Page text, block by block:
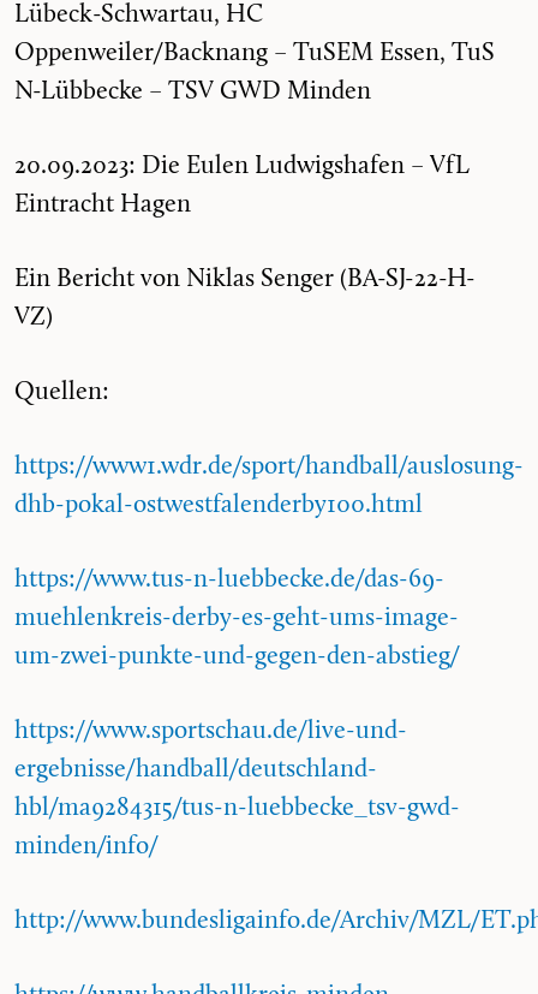
Lübeck-Schwartau, HC
Oppenweiler/Backnang – TuSEM Essen, TuS
N-Lübbecke – TSV GWD Minden
20.09.2023: Die Eulen Ludwigshafen – VfL
Eintracht Hagen
Ein Bericht von Niklas Senger (BA-SJ-22-H-
VZ)
Quellen:
https://www1.wdr.de/sport/handball/auslosung-
dhb-pokal-ostwestfalenderby100.html
https://www.tus-n-luebbecke.de/das-69-
muehlenkreis-derby-es-geht-ums-image-
um-zwei-punkte-und-gegen-den-abstieg/
https://www.sportschau.de/live-und-
ergebnisse/handball/deutschland-
hbl/ma9284315/tus-n-luebbecke_tsv-gwd-
minden/info/
http://www.bundesligainfo.de/Archiv/MZL/